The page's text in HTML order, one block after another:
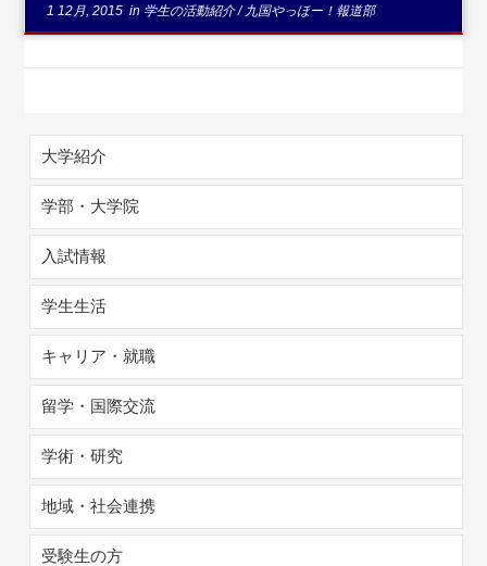
1 12月, 2015 in 学生の活動紹介/九国やっほー！報道部
大学紹介
学部・大学院
入試情報
学生生活
キャリア・就職
留学・国際交流
学術・研究
地域・社会連携
受験生の方